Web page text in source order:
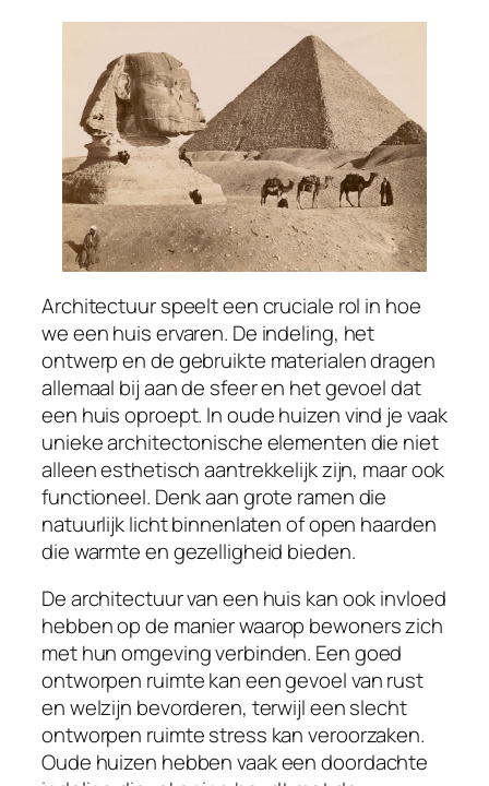
Architectuur speelt een cruciale rol in hoe
we een huis ervaren. De indeling, het
ontwerp en de gebruikte materialen dragen
allemaal bij aan de sfeer en het gevoel dat
een huis oproept. In oude huizen vind je vaak
unieke architectonische elementen die niet
alleen esthetisch aantrekkelijk zijn, maar ook
functioneel. Denk aan grote ramen die
natuurlijk licht binnenlaten of open haarden
die warmte en gezelligheid bieden.
De architectuur van een huis kan ook invloed
hebben op de manier waarop bewoners zich
met hun omgeving verbinden. Een goed
ontworpen ruimte kan een gevoel van rust
en welzijn bevorderen, terwijl een slecht
ontworpen ruimte stress kan veroorzaken.
Oude huizen hebben vaak een doordachte